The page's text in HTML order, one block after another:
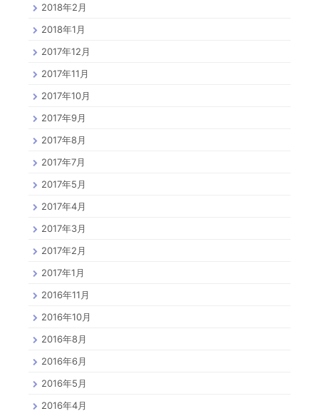
2018年2月
2018年1月
2017年12月
2017年11月
2017年10月
2017年9月
2017年8月
2017年7月
2017年5月
2017年4月
2017年3月
2017年2月
2017年1月
2016年11月
2016年10月
2016年8月
2016年6月
2016年5月
2016年4月